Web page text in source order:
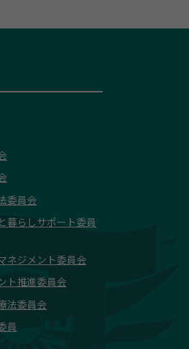
委員会
暮らしサポート委員
ネジメント委員会
ト推進委員会
法委員会
員